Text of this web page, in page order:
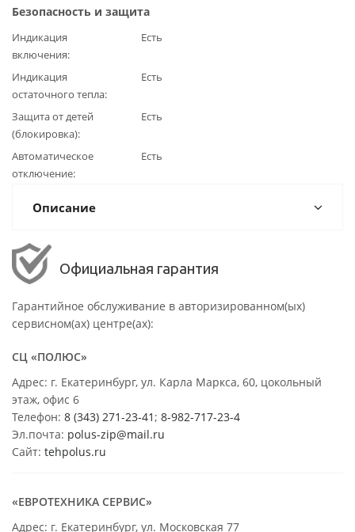
Безопасность и защита
Индикация
включения
Есть
Индикация
остаточного тепла
Есть
Защита от детей
(блокировка)
Есть
Автоматическое
отключение
Есть
Описание
Официальная гарантия
Гарантийное обслуживание в авторизированном(ых)
сервисном(ах) центре(ах):
СЦ «ПОЛЮС»
Адрес: г. Екатеринбург, ул. Карла Маркса, 60, цокольный
этаж, офис 6
Телефон: 8 (343) 271-23-41; 8-982-717-23-4
Эл.почта: polus-zip@mail.ru
Сайт: tehpolus.ru
«ЕВРОТЕХНИКА СЕРВИС»
Адрес: г. Екатеринбург, ул. Московская 77